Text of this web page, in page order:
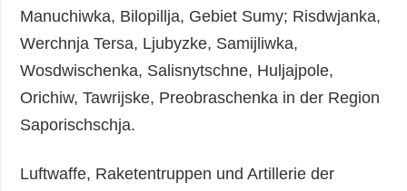
Manuchiwka, Bilopillja, Gebiet Sumy; Risdwjanka,
Werchnja Tersa, Ljubyzke, Samijliwka,
Wosdwischenka, Salisnytschne, Huljajpole,
Orichiw, Tawrijske, Preobraschenka in der Region
Saporischschja.
Luftwaffe, Raketentruppen und Artillerie der